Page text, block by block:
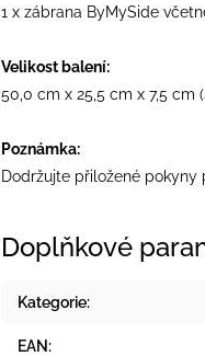
1 x zábrana ByMySide
Velikost balení:
50,0 cm x 25,5 cm x 7,5 cm
Poznámka:
Dodržujte přiložené
Doplňkové
Kategorie:
EAN :